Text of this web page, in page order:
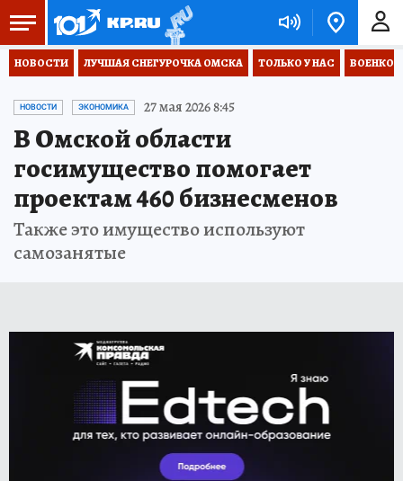
НОВОСТИ ЛУЧШАЯ СНЕГУРОЧКА ОМСКА ТОЛЬКО У НАС
НОВОСТИ ЭКОНОМИКА 27 мая 2026 8:45
В Омской области
госимущество помогает
проектам 460 бизнесменов
Также это имущество используют
самозанятые